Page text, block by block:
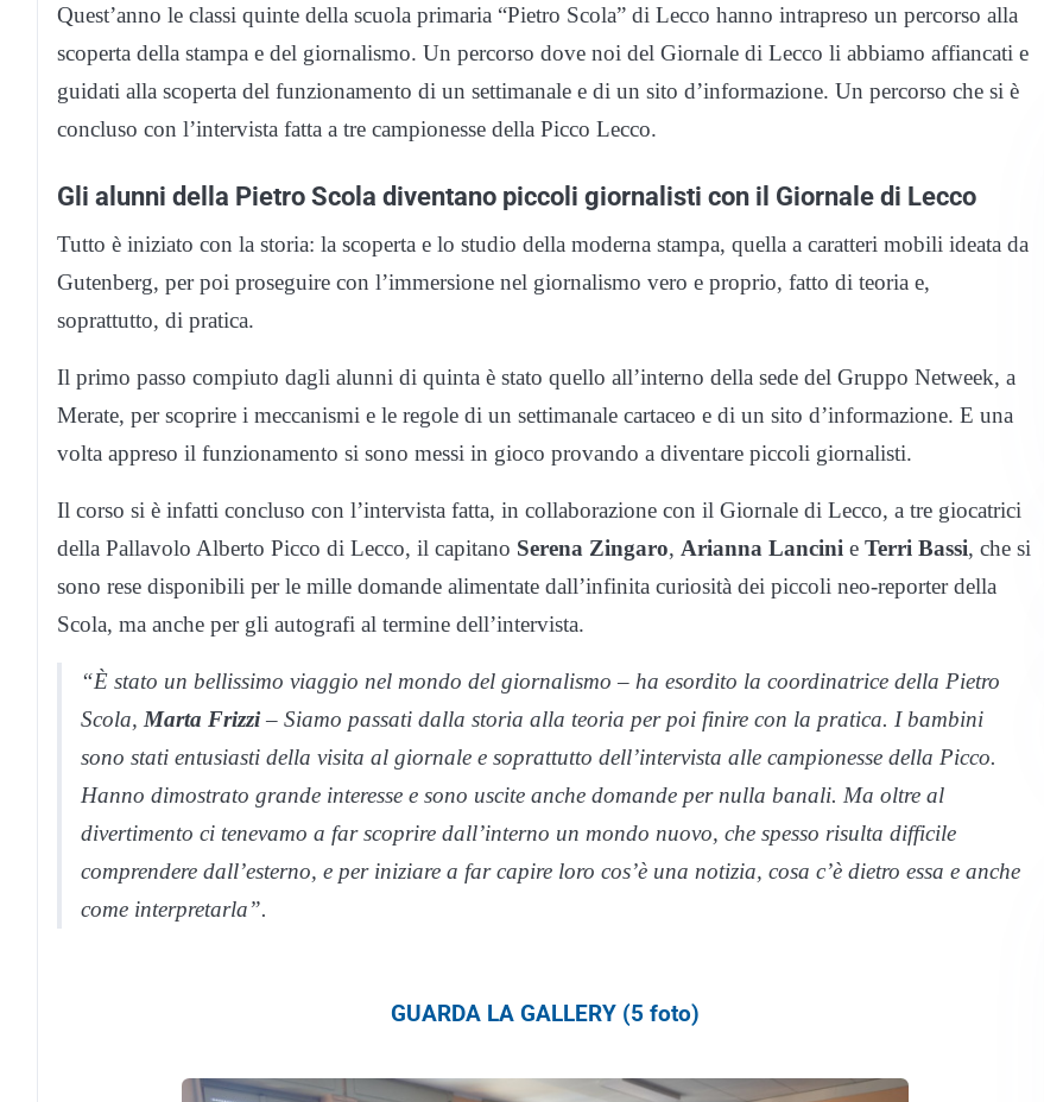
Quest’anno le classi quinte della scuola primaria “Pietro Scola” di Lecco hanno intrapreso un percorso alla
scoperta della stampa e del giornalismo. Un percorso dove noi del Giornale di Lecco li abbiamo affiancati e
guidati alla scoperta del funzionamento di un settimanale e di un sito d’informazione. Un percorso che si è
concluso con l’intervista fatta a tre campionesse della Picco Lecco.
Gli alunni della Pietro Scola diventano piccoli giornalisti con il Giornale di Lecco
Tutto è iniziato con la storia: la scoperta e lo studio della moderna stampa, quella a caratteri mobili ideata da
Gutenberg, per poi proseguire con l’immersione nel giornalismo vero e proprio, fatto di teoria e,
soprattutto, di pratica.
Il primo passo compiuto dagli alunni di quinta è stato quello all’interno della sede del Gruppo Netweek, a
Merate, per scoprire i meccanismi e le regole di un settimanale cartaceo e di un sito d’informazione. E una
volta appreso il funzionamento si sono messi in gioco provando a diventare piccoli giornalisti.
Il corso si è infatti concluso con l’intervista fatta, in collaborazione con il Giornale di Lecco, a tre giocatrici
della Pallavolo Alberto Picco di Lecco, il capitano Serena Zingaro, Arianna Lancini e Terri Bassi, che si
sono rese disponibili per le mille domande alimentate dall’infinita curiosità dei piccoli neo-reporter della
Scola, ma anche per gli autografi al termine dell’intervista.
“È stato un bellissimo viaggio nel mondo del giornalismo – ha esordito la coordinatrice della Pietro
Scola, Marta Frizzi– Siamo passati dalla storia alla teoria per poi finire con la pratica. I bambini
sono stati entusiasti della visita al giornale e soprattutto dell’intervista alle campionesse della Picco.
Hanno dimostrato grande interesse e sono uscite anche domande per nulla banali. Ma oltre al
divertimento ci tenevamo a far scoprire dall’interno un mondo nuovo, che spesso risulta difficile
comprendere dall’esterno, e per iniziare a far capire loro cos’è una notizia, cosa c’è dietro essa e anche
come interpretarla”.
GUARDA LA GALLERY (5 foto)